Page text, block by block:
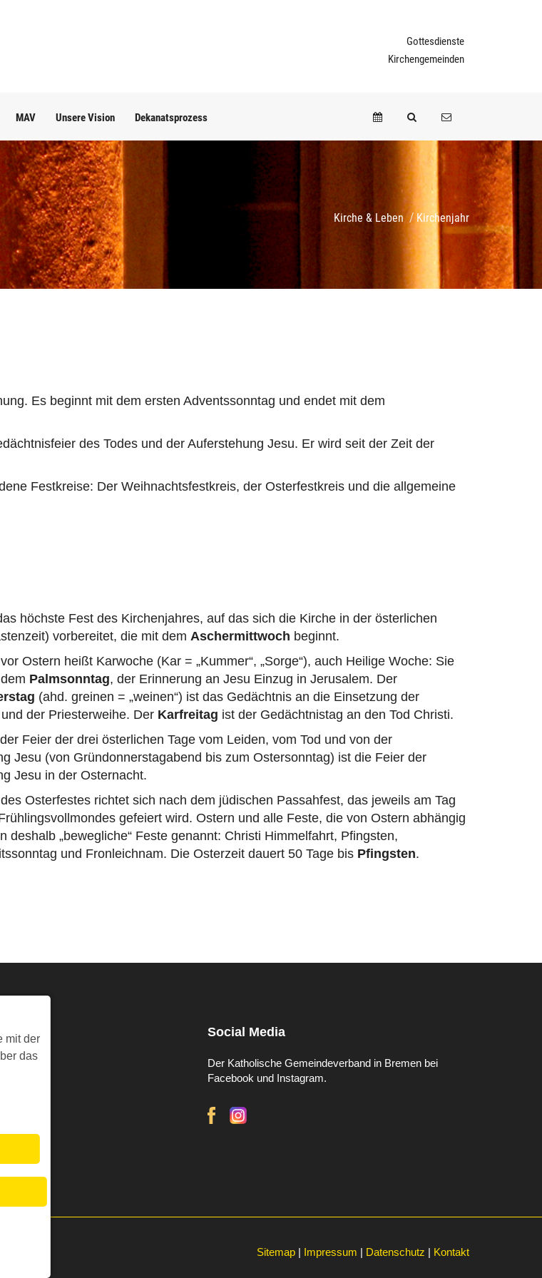
Gottesdienste
Kirchengemeinden
MAV Unsere Vision Dekanatsprozess
Kirche & Leben / Kirchenjahr
Es beginnt mit dem ersten Adventssonntag und endet mit dem
des Todes und der Auferstehung Jesu. Er wird seit der Zeit der
Festkreise: Der Weihnachtsfestkreis, der Osterfestkreis und die allgemeine
höchste Fest des Kirchenjahres, auf das sich die Kirche in der österlichen
vorbereitet, die mit dem Aschermittwoch beginnt.
Ostern heißt Karwoche (Kar = „Kummer“, „Sorge“), auch Heilige Woche: Sie
Palmsonntag, der Erinnerung an Jesu Einzug in Jerusalem. Der
(ahd. greinen = „weinen“) ist das Gedächtnis an die Einsetzung der
der Priesterweihe. Der Karfreitag ist der Gedächtnistag an den Tod Christi.
Feier der drei österlichen Tage vom Leiden, vom Tod und von der
Jesu (von Gründonnerstagabend bis zum Ostersonntag) ist die Feier der
Jesu in der Osternacht.
Osterfestes richtet sich nach dem jüdischen Passahfest, das jeweils am Tag
gefeiert wird. Ostern und alle Feste, die von Ostern abhängig
deshalb „bewegliche“ Feste genannt: Christi Himmelfahrt, Pfingsten,
und Fronleichnam. Die Osterzeit dauert 50 Tage bis Pfingsten.
Social Media
Der Katholische Gemeindeverband in Bremen bei
Facebook und Instagram.
Sitemap | Impressum | Datenschutz | Kontakt
mit der
das